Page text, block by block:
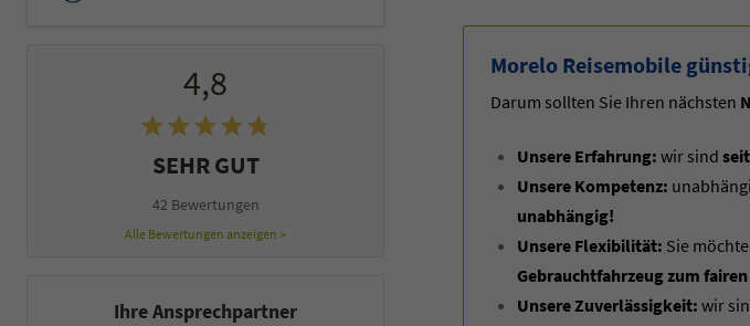
Morelo Reisemobile
Darum sollten Sie Ihren nächsten
Unsere Erfahrung: wir sind
Unsere Kompetenz:
unabhängig!
Unsere Flexibilität: Sie
Gebrauchtfahrzeug zum
Unsere Zuverlässigkeit: wir
4,8
SEHR GUT
42 Bewertungen
Alle Bewertungen anzeigen >
Ihre Ansprechpartner